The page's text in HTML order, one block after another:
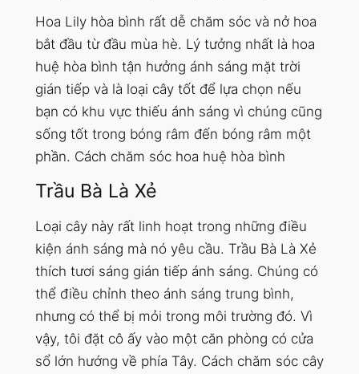
Hoa Lily hòa bình rất dễ chăm sóc và nở hoa
bắt đầu từ đầu mùa hè. Lý tưởng nhất là hoa
huệ hòa bình tận hưởng ánh sáng mặt trời
gián tiếp và là loại cây tốt để lựa chọn nếu
bạn có khu vực thiếu ánh sáng vì chúng cũng
sống tốt trong bóng râm đến bóng râm một
phần. Cách chăm sóc hoa huệ hòa bình
Trầu Bà Là Xẻ
Loại cây này rất linh hoạt trong những điều
kiện ánh sáng mà nó yêu cầu. Trầu Bà Là Xẻ
thích tươi sáng gián tiếp ánh sáng. Chúng có
thể điều chỉnh theo ánh sáng trung bình,
nhưng có thể bị mỏi trong môi trường đó. Vì
vậy, tôi đặt cô ấy vào một căn phòng có cửa
sổ lớn hướng về phía Tây. Cách chăm sóc cây